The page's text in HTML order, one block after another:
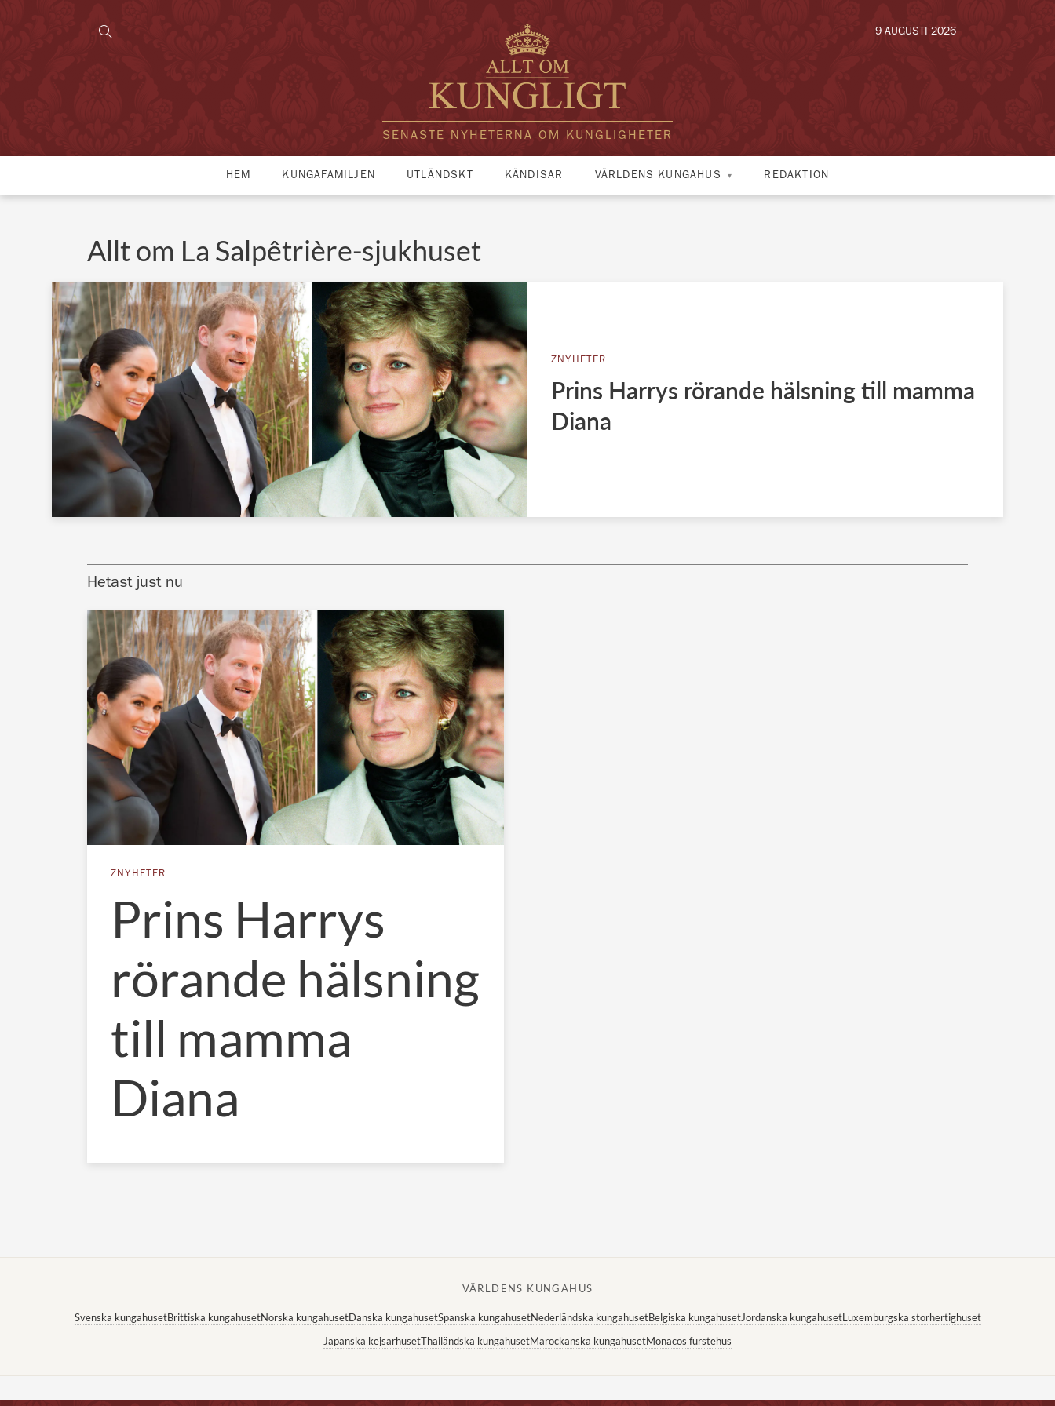
SENASTE NYHETERNA OM KUNGLIGHETER
9 AUGUSTI 2026
HEM KUNGAFAMILJEN UTLÄNDSKT KÄNDISAR VÄRLDENS KUNGAHUS REDAKTION
Allt om La Salpêtrière-sjukhuset
ZNYHETER
Prins Harrys rörande hälsning till mamma
Diana
Hetast just nu
ZNYHETER
Prins Harrys
rörande hälsning
till mamma
Diana
VÄRLDENS KUNGAHUS
Svenska kungahusetBrittiska kungahusetNorska kungahusetDanska kungahusetSpanska kungahusetNederländska kungahusetBelgiska kungahusetJordanska kungahusetLuxemburgska storhertighuset
Japanska kejsarhusetThailändska kungahusetMarockanska kungahusetMonacos furstehus